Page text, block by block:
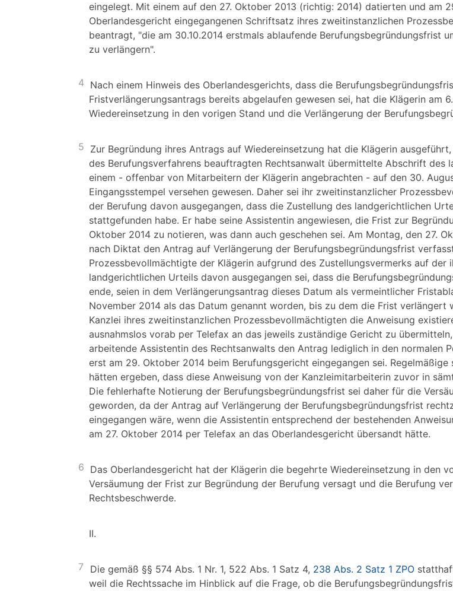
eingelegt. Mit einem auf den 27. Oktober 2013 (richtig: 2014) datierten und am
Oberlandesgericht eingegangenen Schriftsatz ihres zweitinstanzlichen
beantragt, "die am 30.10.2014 erstmals ablaufende Berufungsbegründungsfrist
zu verlängern".
4 Nach einem Hinweis des Oberlandesgerichts, dass die
Fristverlängerungsantrags bereits abgelaufen gewesen sei, hat die Klägerin am
Wiedereinsetzung in den vorigen Stand und die Verlängerung der
5 Zur Begründung ihres Antrags auf Wiedereinsetzung hat die Klägerin
des Berufungsverfahrens beauftragten Rechtsanwalt übermittelte Abschrift des
einem - offenbar von Mitarbeitern der Klägerin angebrachten - auf den 30.
Eingangsstempel versehen gewesen. Daher sei ihr zweitinstanzlicher
der Berufung davon ausgegangen, dass die Zustellung des landgerichtlichen
stattgefunden habe. Er habe seine Assistentin angewiesen, die Frist zur
Oktober 2014 zu notieren, was dann auch geschehen sei. Am Montag, den 27.
nach Diktat den Antrag auf Verlängerung der Berufungsbegründungsfrist
Prozessbevollmächtigte der Klägerin aufgrund des Zustellungsvermerks auf
landgerichtlichen Urteils davon ausgegangen sei, dass die
ende, seien in dem Verlängerungsantrag dieses Datum als vermeintlicher
November 2014 als das Datum genannt worden, bis zu dem die Frist verlängert
Kanzlei ihres zweitinstanzlichen Prozessbevollmächtigten die Anweisung
ausnahmslos vorab per Telefax an das jeweils zuständige Gericht zu
arbeitende Assistentin des Rechtsanwalts den Antrag lediglich in den normalen
erst am 29. Oktober 2014 beim Berufungsgericht eingegangen sei.
hätten ergeben, dass diese Anweisung von der Kanzleimitarbeiterin zuvor in
Die fehlerhafte Notierung der Berufungsbegründungsfrist sei daher für die
geworden, da der Antrag auf Verlängerung der Berufungsbegründungsfrist
eingegangen wäre, wenn die Assistentin entsprechend der bestehenden
am 27. Oktober 2014 per Telefax an das Oberlandesgericht übersandt hätte.
6 Das Oberlandesgericht hat der Klägerin die begehrte Wiedereinsetzung in den
Versäumung der Frist zur Begründung der Berufung versagt und die Berufung
Rechtsbeschwerde.
II.
7 Die gemäß §§ 574 Abs. 1 Nr. 1, 522 Abs. 1 Satz 4, 238 Abs. 2 Satz 1 ZPO
weil die Rechtssache im Hinblick auf die Frage, ob die